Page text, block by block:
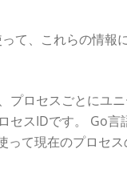
て、これらの情報
プロセスごとにユ
セスIDです。 Go言
って現在のプロセ